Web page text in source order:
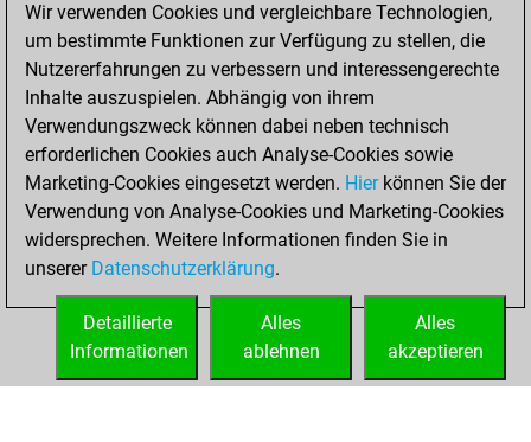
BeautyScore of 6
Fritz
achieved a new Elo
of 1591
Samstag,
Dezember 31,
2022
You created
your Fritz account
Wir verwenden Cookies und vergleichbare Technologien,
um bestimmte Funktionen zur Verfügung zu stellen, die
Nutzererfahrungen zu verbessern und interessengerechte
Inhalte auszuspielen. Abhängig von ihrem
Verwendungszweck können dabei neben technisch
erforderlichen Cookies auch Analyse-Cookies sowie
Marketing-Cookies eingesetzt werden. Hierkönnen Sie der
Verwendung von Analyse-Cookies und Marketing-Cookies
widersprechen. Weitere Informationen finden Sie in
unserer Datenschutzerklärung.
Alles
akzeptieren
Alles
ablehnen
Detaillierte
Informationen